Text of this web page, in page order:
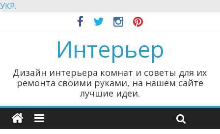
УКР.
Интерьер
Дизайн интерьера комнат и советы для их
ремонта своими руками, на нашем сайте
лучшие идеи.